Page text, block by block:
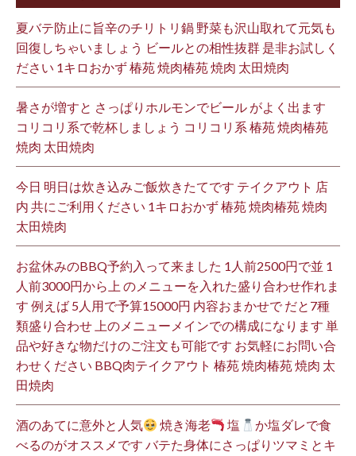
夏バテ防止に旨辛のチリトリ鍋 野菜も沢山取れて元気も
回復しちゃいましょう ビールとの相性抜群 是非お試しく
ださい 1キロおかず 椿苑 焼肉椿苑 焼肉 太田焼肉
暑さが増すと さっぱりホルモンでビール がよく出ます
コリコリ系で乾杯しましょう コリコリ系 椿苑 焼肉椿苑
焼肉 太田焼肉
今日 明日は炊き込みご飯炊きたてです テイクアウト 店
内 共にご利用ください 1キロおかず 椿苑 焼肉椿苑 焼肉
太田焼肉
お盆休みのBBQ予約入って来ました 1人前2500円で並 1
人前3000円から上 のメニューを入れた盛り合わせ作れま
す 例えば 5人用で予算15000円 内容おまかせで だと7種
類盛り合わせ 上のメニューメインでの構成になります 単
品や好きな物だけのご注文も可能です お気軽にお問い合
わせください BBQ肉テイクアウト 椿苑 焼肉椿苑 焼肉 太
田焼肉
酒のあてに意外と人気 焼き海老 塩
か塩ダレで食
べるのがオススメです バテた身体にさっぱりツマミとキ